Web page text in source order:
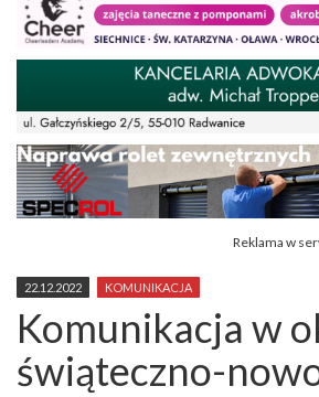
Reklama w
22.12.2022 KOMUNIKACJA
Komunikacja w
świąteczno-